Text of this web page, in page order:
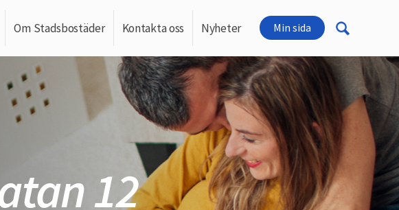
Om Stadsbostäder Kontakta oss Nyheter Min sida
12